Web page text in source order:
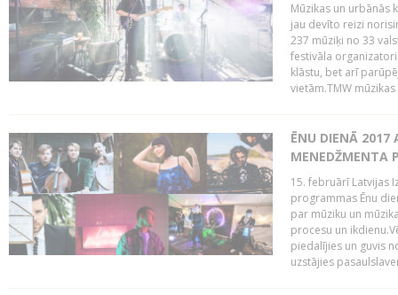
Mūzikas un urbānās
jau devīto reizi
237 mūziķi no 33
festivāla
klāstu, bet arī
vietām.TMW
ĒNU DIENĀ 2017
MENEDŽMENTA
15. februārī Latvijas
programmas Ēnu
par mūziku un
procesu un
piedalījies un guvis
uzstājies